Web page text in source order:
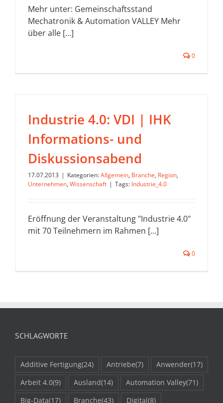
Mehr unter: Gemeinschaftsstand
Mechatronik & Automation VALLEY Mehr
über alle [...]
0
Industrie 4.0: VDI | IHK
Informations- und
Diskussionsabend
17.07.2013 | Kategorien:Allgemein, Branche, Region,
Unternehmen, Wissenschaft | Tags: Industrie_4.0
Eröffnung der Veranstaltung "Industrie 4.0"
mit 70 Teilnehmern im Rahmen [...]
0
SCHLAGWORTE
Additive Fertigung(24) Antriebe(7) Anwender(17)
Arbeit 4.0(9) Ausland(14) Automation Valley(71)
Big-Data(17) Branche(43) Digital(8)